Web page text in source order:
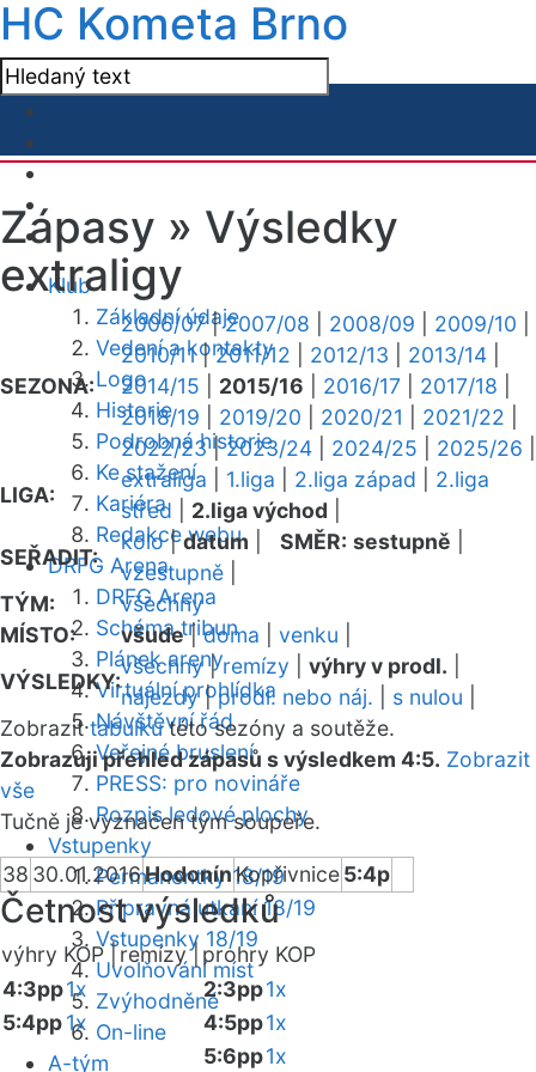
HC Kometa Brno
Klub
Základní údaje
Vedení a kontakty
Logo
Historie
Podrobná historie
Ke stažení
Kariéra
Redakce webu
DRFG Arena
DRFG Arena
Schéma tribun
Plánek areny
Virtuální prohlídka
Návštěvní řád
Veřejné bruslení
PRESS: pro novináře
Rozpis ledové plochy
Vstupenky
Permanentky 18/19
Přípravná utkání 18/19
Vstupenky 18/19
Uvolňování míst
Zvýhodněné
On-line
A-tým
Zápasy » Výsledky
extraligy
SEZONA:
2006/07|2007/08 2008/09 2009/10
2010/11|2011/12 2012/13 2013/14
2014/15
2015/16 2016/17 2017/18
2018/19
2019/20 2020/21 2021/22
2022/23|2023/24 2024/25 2025/26
LIGA:
extraliga 1.liga 2.liga západ
2.liga
střed
2.liga východ
SEŘADIT:
kolo|datum SMĚR: sestupně
vzestupně
TÝM:
všechny
MÍSTO:
všude|doma venku
VÝSLEDKY:
všechny|remízy výhry v prodl.
nájezdy|prodl. nebo náj. s nulou
Zobrazittabulkutéto sezóny a soutěže.
Zobrazuji přehled zápasů s výsledkem 4:5. Zobrazit
vše
Tučně je vyznačen tým soupeře.
38 30.01.2016HodonínKopřivnice5:4p
Četnost výsledků
výhry KOP |remízy | prohry KOP
4:3pp1x
5:4pp1x
2:3pp1x
4:5pp1x
5:6pp1x